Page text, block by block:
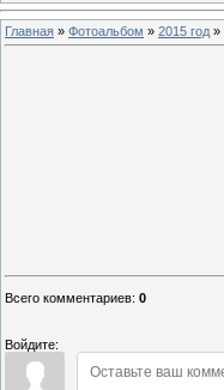
Главная » Фотоальбом » 2015 год »
Всего комментариев: 0
Войдите: